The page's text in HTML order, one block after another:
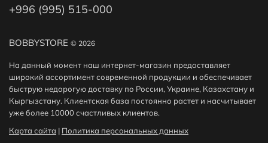
BOBBYSTORE © 2026
На данный момент наш интернет-магазин предоставляет
широкий ассортимент современной продукции и обеспечивает
быструю недорогую доставку по России, Украине, Казахстану и
Кыргызстану. Клиентская база постоянно растет и насчитывает
уже более 10000 счастливых клиентов.
Карта сайта | Политика персональных данных
+996 (995) 515-000